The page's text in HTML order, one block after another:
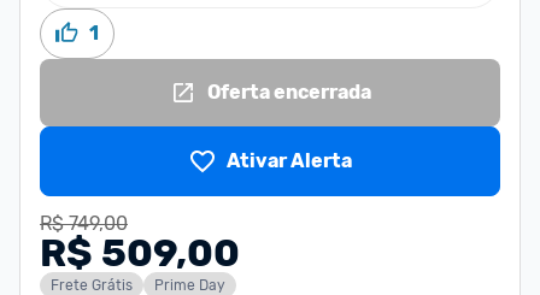
1
Oferta encerrada
Ativar Alerta
R$ 749,00
R$ 509,00
Frete Grátis Prime Day